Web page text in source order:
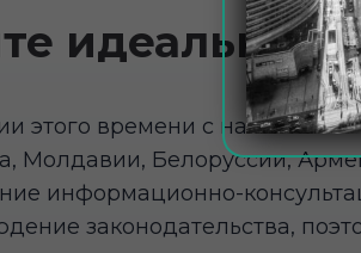
идеальное
этого времени с нашей
Молдавии, Белоруссии,
информационно-
законодательства,